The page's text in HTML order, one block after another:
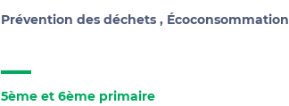
Prévention des déchets, Écoconsommation
5ème et 6ème primaire